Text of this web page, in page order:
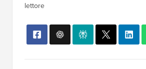
lettore